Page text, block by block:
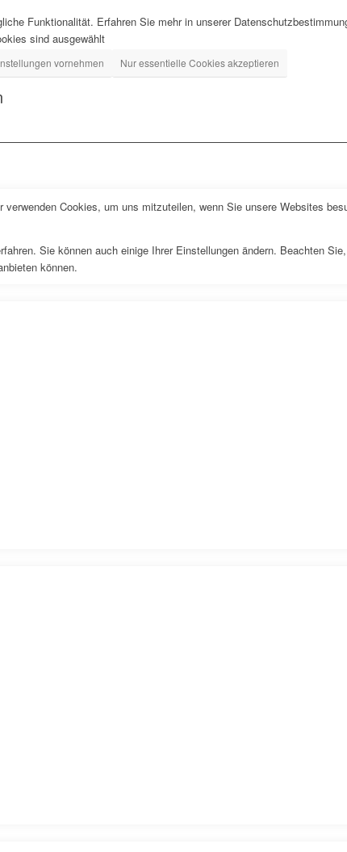
Funktionalität. Erfahren Sie mehr in unserer
sind ausgewählt
vornehmen Nur essentielle Cookies akzeptieren
Cookies, um uns mitzuteilen, wenn Sie unsere Websites
Sie können auch einige Ihrer Einstellungen ändern. Beachten
können.